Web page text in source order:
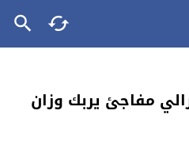
مفاجئ يربك وزان